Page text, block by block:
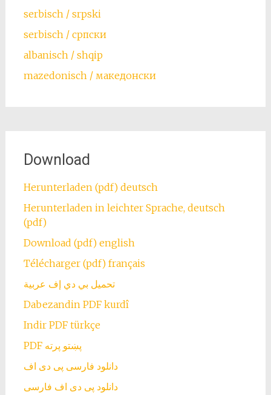
serbisch / srpski
serbisch / српски
albanisch / shqip
mazedonisch / македонски
Download
Herunterladen (pdf) deutsch
Herunterladen in leichter Sprache, deutsch
(pdf)
Download (pdf) english
Télécharger (pdf) français
تحميل بي دي إف عربية
Dabezandin PDF kurdî
Indir PDF türkçe
PDF پښتو پرته
دانلود فارسی پی دی اف
دانلود پی دی اف فارسی